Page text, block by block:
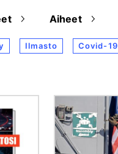
Aiheet
Ilmasto Covid-19
Kuva